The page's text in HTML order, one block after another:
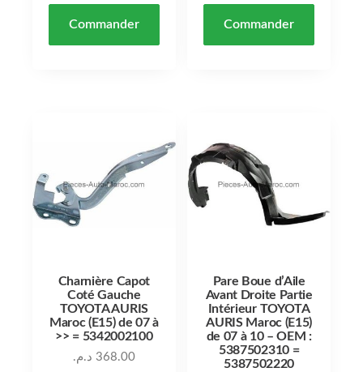
Commander Commander
Charnière Capot
Coté Gauche
TOYOTA AURIS
Maroc (E15) de 07 à
>> = 5342002100
368.00 د.م.
Pare Boue d’Aile
Avant Droite Partie
Intérieur TOYOTA
AURIS Maroc (E15)
de 07 à 10 – OEM :
5387502310 =
5387502220